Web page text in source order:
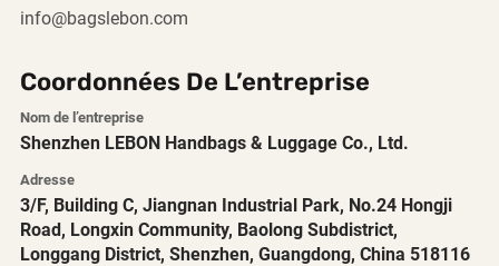
info@bagslebon.com
Coordonnées De L’entreprise
Nom de l’entreprise
Shenzhen LEBON Handbags & Luggage Co., Ltd.
Adresse
3/F, Building C, Jiangnan Industrial Park, No.24 Hongji
Road, Longxin Community, Baolong Subdistrict,
Longgang District, Shenzhen, Guangdong, China 518116